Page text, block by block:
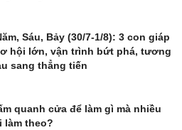
Sáu, Bảy (30/7-1/8): 3 con giáp
hội lớn, vận trình bứt phá, tương
sang thẳng tiến
quanh cửa để làm gì mà nhiều
làm theo?